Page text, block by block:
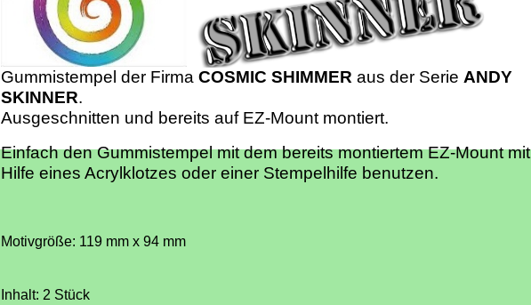
Gummistempel der Firma COSMIC SHIMMER aus der Serie ANDY
SKINNER.
Ausgeschnitten und bereits auf EZ-Mount montiert.
Einfach den Gummistempel mit dem bereits montiertem EZ-Mount mit
Hilfe eines Acrylklotzes oder einer Stempelhilfe benutzen.
Motivgröße: 119 mm x 94 mm
Inhalt: 2 Stück